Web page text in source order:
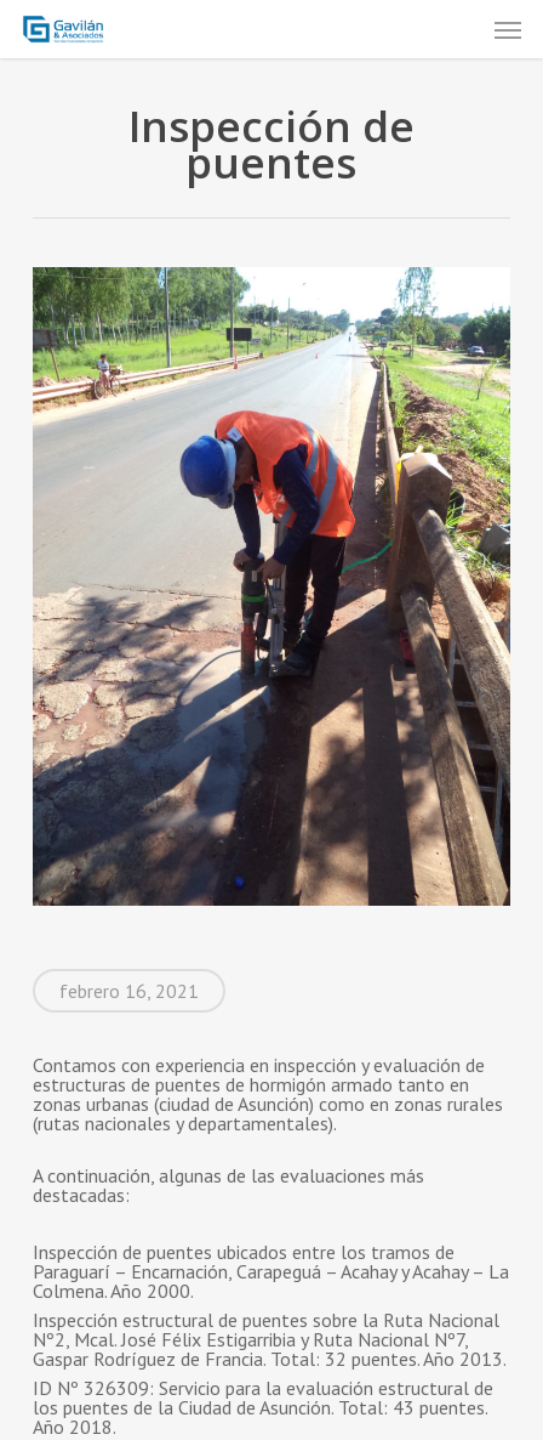
main
Menu
Inspección de
puentes
febrero 16, 2021
Contamos con experiencia en inspección y evaluación de
estructuras de puentes de hormigón armado tanto en
zonas urbanas (ciudad de Asunción) como en zonas rurales
(rutas nacionales y departamentales).
A continuación, algunas de las evaluaciones más
destacadas:
Inspección de puentes ubicados entre los tramos de
Paraguarí – Encarnación, Carapeguá – Acahay y Acahay – La
Colmena. Año 2000.
Inspección estructural de puentes sobre la Ruta Nacional
Nº2, Mcal. José Félix Estigarribia y Ruta Nacional Nº7,
Gaspar Rodríguez de Francia. Total: 32 puentes. Año 2013.
ID Nº 326309: Servicio para la evaluación estructural de
los puentes de la Ciudad de Asunción. Total: 43 puentes.
Año 2018.